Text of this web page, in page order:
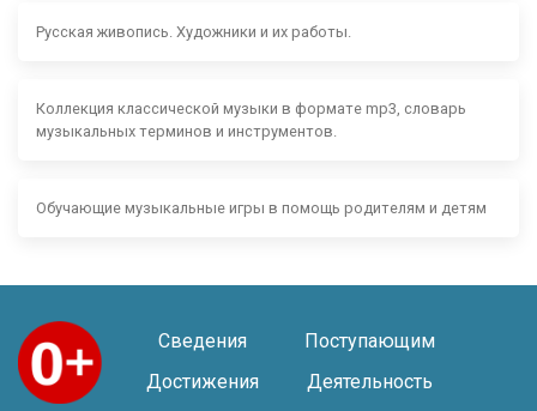
Русская живопись. Художники и их работы.
Коллекция классической музыки в формате mp3, словарь
музыкальных терминов и инструментов.
Обучающие музыкальные игры в помощь родителям и детям
Сведения
Поступающим
Достижения
Деятельность